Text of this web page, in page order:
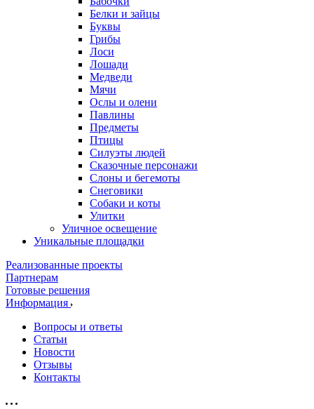
Белки и зайцы
Буквы
Грибы
Лоси
Лошади
Медведи
Мячи
Ослы и олени
Павлины
Предметы
Птицы
Силуэты людей
Сказочные персонажи
Слоны и бегемоты
Снеговики
Собаки и коты
Улитки
Уличное освещение
Уникальные площадки
Реализованные проекты
Партнерам
Готовые решения
Информация
Вопросы и ответы
Статьи
Новости
Отзывы
Контакты